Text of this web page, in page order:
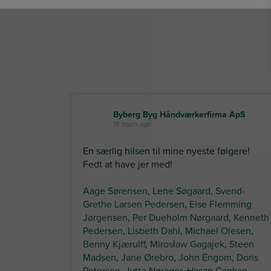
Byberg Byg Håndværkerfirma ApS
19 hours ago
En særlig hilsen til mine nyeste følgere!
Fedt at have jer med!
Aage Sørensen, Lene Søgaard, Svend-
Grethe Larsen Pedersen, Else Flemming
Jørgensen, Per Dueholm Nørgaard, Kenneth
Pedersen, Lisbeth Dahl, Michael Olesen,
Benny Kjærulff, Mirosław Gagajek, Steen
Madsen,Jane Ørebro,John Engom, Doris